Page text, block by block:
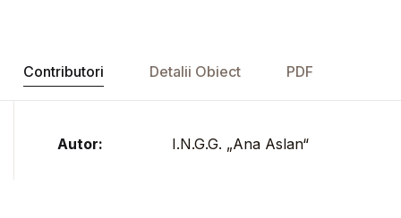
Contributori Detalii Obiect PDF
Autor: I.N.G.G. „Ana Aslan“